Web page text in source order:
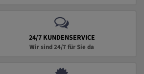
24/7 KUNDENSERVICE
Wir sind 24/7 für Sie da